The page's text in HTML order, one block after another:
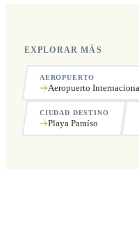
EXPLORAR MÁS
AEROPUERTO
Aeropuerto
CIUDAD DESTINO
Playa Paraíso